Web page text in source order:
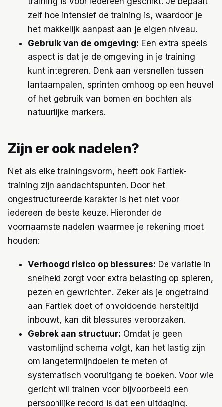
zelf hoe intensief de training is, waardoor je
het makkelijk aanpast aan je eigen niveau.
Gebruik van de omgeving: Een extra speels
aspect is dat je de omgeving in je training
kunt integreren. Denk aan versnellen tussen
lantaarnpalen, sprinten omhoog op een heuvel
of het gebruik van bomen en bochten als
natuurlijke markers.
Zijn er ook nadelen?
Net als elke trainingsvorm, heeft ook Fartlek-
training zijn aandachtspunten. Door het
ongestructureerde karakter is het niet voor
iedereen de beste keuze. Hieronder de
voornaamste nadelen waarmee je rekening moet
houden:
Verhoogd risico op blessures: De variatie in
snelheid zorgt voor extra belasting op spieren,
pezen en gewrichten. Zeker als je ongetraind
aan Fartlek doet of onvoldoende hersteltijd
inbouwt, kan dit blessures veroorzaken.
Gebrek aan structuur: Omdat je geen
vastomlijnd schema volgt, kan het lastig zijn
om langetermijndoelen te meten of
systematisch vooruitgang te boeken. Voor wie
gericht wil trainen voor bijvoorbeeld een
persoonlijke record is dat een uitdaging.